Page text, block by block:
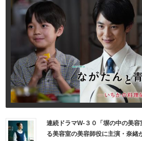
連続ドラマW-３０「塀の中の美
る美容室の美容師役に主演・奈緒